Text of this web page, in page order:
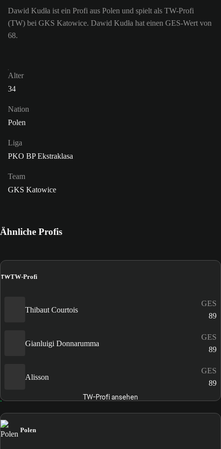
Dawid Kudła ist ein Profi aus Polen und spielt als TW-Profi
(TW) bei GKS Katowice. Dawid Kudła hat einen GES-Wert von
68.
Alter
34
Nation
Polen
Liga
PKO BP Ekstraklasa
Team
GKS Katowice
Ähnliche Profis
TWTW-Profi
Thibaut Courtois
GES
89
Gianluigi Donnarumma
GES
89
Alisson
GES
89
TW-Profi ansehen
Polen